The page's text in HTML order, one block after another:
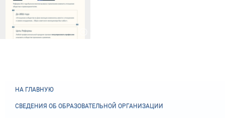
НА ГЛАВНУЮ
СВЕДЕНИЯ ОБ ОБРАЗОВАТЕЛЬНОЙ ОРГАНИЗАЦИИ